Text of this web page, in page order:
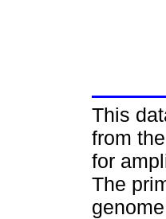
This
from
for
The